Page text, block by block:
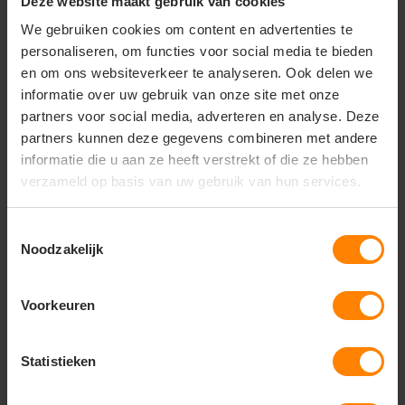
We gebruiken cookies om content en advertenties te
personaliseren, om functies voor social media te bieden
en om ons websiteverkeer te analyseren. Ook delen we
informatie over uw gebruik van onze site met onze
partners voor social media, adverteren en analyse. Deze
partners kunnen deze gegevens combineren met andere
informatie die u aan ze heeft verstrekt of die ze hebben
verzameld op basis van uw gebruik van hun services.
Noodzakelijk
Voorkeuren
Statistieken
maakt het ideaal voorteamkledingofbedrukking
met logo’s.
Kenmerken & voordelen:
Lichtgewicht, ademend materiaalvoor optimaal
comfort.
Sneldrogend en vochtafvoerendpolyester houdt
je droog.
Ergonomische pasvormvoor bewegingsvrijheid.
Geschikt voor teamsportenen voorzien van
klantenservice